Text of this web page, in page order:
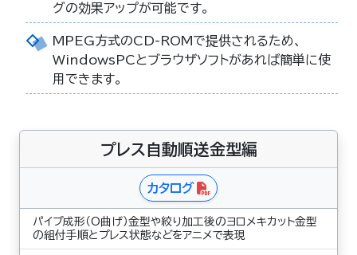
グの効果アップが可能です｡
MPEG方式のCD-ROMで提供されるため、
WindowsPCとブラウザソフトがあれば簡単に使
用できます。
プレス自動順送金型編
カタログ
パイプ成形（O曲げ）金型や絞り加工後のヨロメキカット金型
の組付手順とプレス状態などをアニメで表現